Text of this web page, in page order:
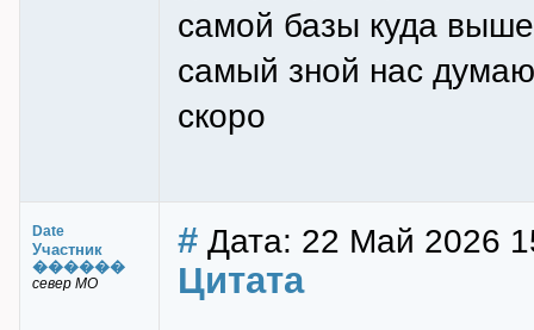
самой базы куда
самый зной нас
скоро
Date
Участник
������
север МО
# Дата: 22 Май 2026
Цитата